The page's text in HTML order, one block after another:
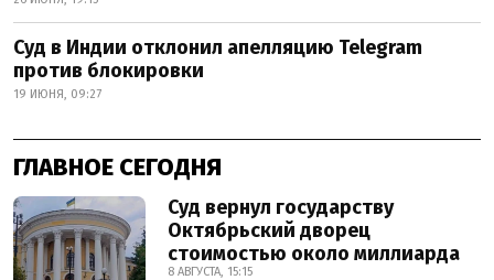
Суд в Индии отклонил апелляцию Telegram
против блокировки
19 ИЮНЯ, 09:27
ГЛАВНОЕ СЕГОДНЯ
Суд вернул государству
Октябрьский дворец
стоимостью около миллиарда
8 АВГУСТА, 15:15